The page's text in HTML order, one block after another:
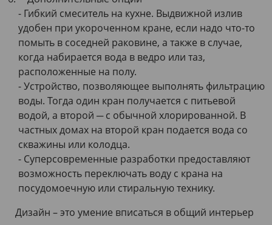
- Гибкий смеситель на кухне. Выдвижной излив
удобен при укороченном кране, если надо что-то
помыть в соседней раковине, а также в случае,
когда набирается вода в ведро или таз,
расположенные на полу.
- Устройство, позволяющее выполнять фильтрацию
воды. Тогда один кран получается с питьевой
водой, а второй ─ с обычной хлорированной. В
частных домах на второй кран подается вода со
скважины или колодца.
- Суперсовременные разработки предоставляют
возможность переключать воду с крана на
посудомоечную или стиральную технику.
Дизайн – это умение вписаться в общий интерьер